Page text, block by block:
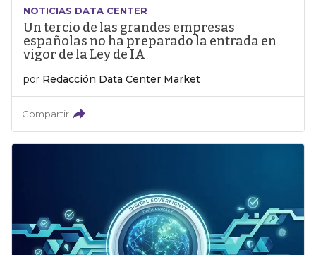
NOTICIAS DATA CENTER
Un tercio de las grandes empresas
españolas no ha preparado la entrada en
vigor de la Ley de IA
por Redacción Data Center Market
Compartir